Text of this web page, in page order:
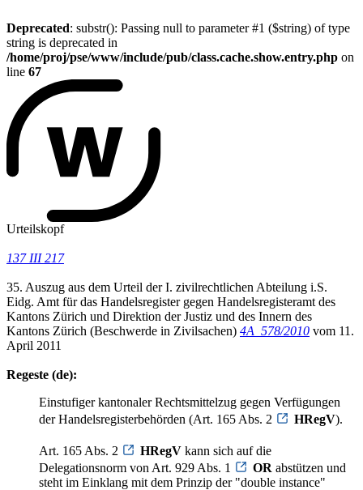
Deprecated: substr(): Passing null to parameter #1 ($string) of type
string is deprecated in
/home/proj/pse/www/include/pub/class.cache.show.entry.php on
line 67
Urteilskopf
137 III 217
35. Auszug aus dem Urteil der I. zivilrechtlichen Abteilung i.S.
Eidg. Amt für das Handelsregister gegen Handelsregisteramt des
Kantons Zürich und Direktion der Justiz und des Innern des
Kantons Zürich (Beschwerde in Zivilsachen) 4A_578/2010 vom 11.
April 2011
Regeste (de):
Einstufiger kantonaler Rechtsmittelzug gegen Verfügungen
der Handelsregisterbehörden (Art. 165 Abs. 2
HRegV).
Art. 165 Abs. 2 HRegV kann sich auf die
Delegationsnorm von Art. 929 Abs. 1
OR abstützen und
steht im Einklang mit dem Prinzip der "double instance"